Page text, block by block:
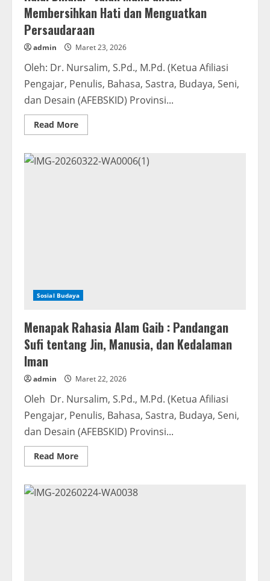
Membersihkan Hati dan Menguatkan
Persaudaraan
admin Maret 23, 2026
Oleh: Dr. Nursalim, S.Pd., M.Pd. (Ketua Afiliasi
Pengajar, Penulis, Bahasa, Sastra, Budaya, Seni,
dan Desain (AFEBSKID) Provinsi...
Read MoreRead
more
Bihalal
:
Sosial Budaya
Menapak Rahasia Alam Gaib : Pandangan
Sufi tentang Jin, Manusia, dan Kedalaman
Iman
admin Maret 22, 2026
Oleh Dr. Nursalim, S.Pd., M.Pd. (Ketua Afiliasi
Pengajar, Penulis, Bahasa, Sastra, Budaya, Seni,
dan Desain (AFEBSKID) Provinsi...
Read MoreRead
more
Rahasia
Alam